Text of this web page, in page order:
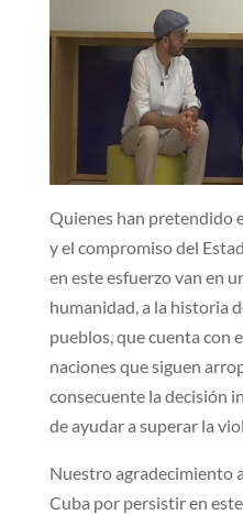
Quienes han pretendido
y el compromiso del
en este esfuerzo van en
humanidad, a la historia
pueblos, que cuenta con
naciones que siguen
consecuente la decisión
de ayudar a superar la
Nuestro agradecimiento
Cuba por persistir en